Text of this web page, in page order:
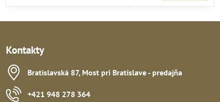
Kontakty
Bratislavská 87, Most pri Bratislave - predajňa
+421 948 278 364